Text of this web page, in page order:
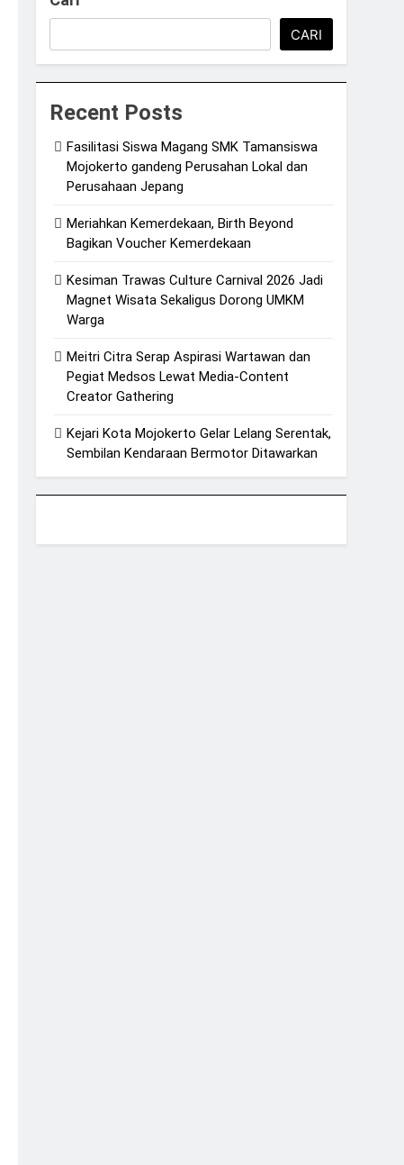
CARI
Recent Posts
Fasilitasi Siswa Magang SMK Tamansiswa
Mojokerto gandeng Perusahan Lokal dan
Perusahaan Jepang
Meriahkan Kemerdekaan, Birth Beyond
Bagikan Voucher Kemerdekaan
Kesiman Trawas Culture Carnival 2026 Jadi
Magnet Wisata Sekaligus Dorong UMKM
Warga
Meitri Citra Serap Aspirasi Wartawan dan
Pegiat Medsos Lewat Media-Content
Creator Gathering
Kejari Kota Mojokerto Gelar Lelang Serentak,
Sembilan Kendaraan Bermotor Ditawarkan